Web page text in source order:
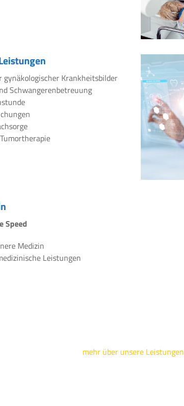
gynäkologischer Krankheitsbilder
Schwangerenbetreuung
Speed
Medizin
Leistungen
mehr über unsere Leistungen